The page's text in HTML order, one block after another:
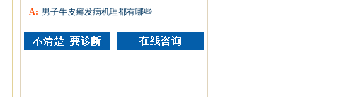
A: 男子牛皮癣发病机理都有哪些